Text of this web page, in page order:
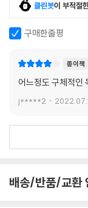
클린봇이 부적절
구매한줄평
종이책
어느정도 구체적인
j*****2
배송/반품/교환